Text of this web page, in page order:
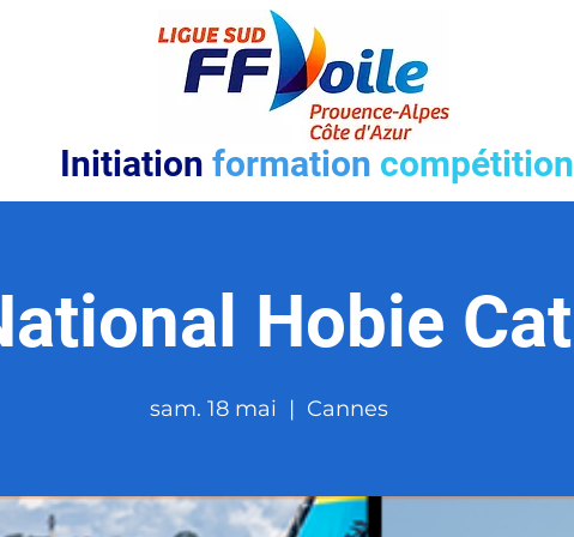
Initiationformation compétition
Hobie Cat
sam. 18 mai
  |
Cannes